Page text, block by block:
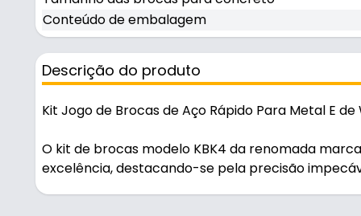
Conteúdo de embalagem
Descrição do produto
Kit Jogo de Brocas de Aço Rápido Para Metal E
O kit de brocas modelo KBK4 da renomada
excelência, destacando-se pela precisão